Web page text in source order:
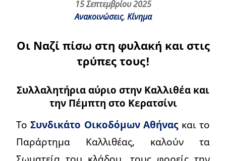
15 Σεπτεμβρίου 2025
Ανακοινώσεις, Κίνημα
Οι Ναζί πίσω στη φυλακή και στις
τρύπες τους!
Συλλαλητήρια αύριο στην Καλλιθέα και
την Πέμπτη στο Κερατσίνι
ΤοΣυνδικάτο Οικοδόμων Αθήναςκαι το
Παράρτημα Καλλιθέας, καλούν τα